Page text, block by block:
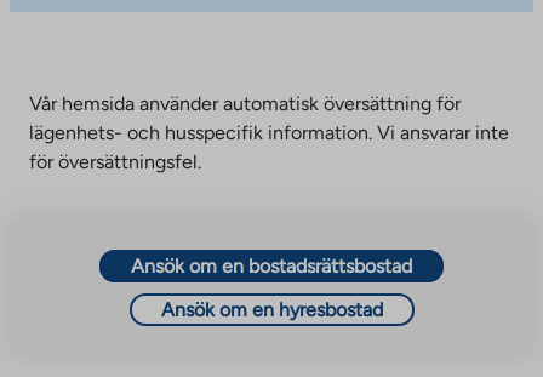
Vår hemsida använder automatisk översättning för
lägenhets- och husspecifik information. Vi ansvarar inte
för översättningsfel.
Ansök om en bostadsrättsbostad
Ansök om en hyresbostad